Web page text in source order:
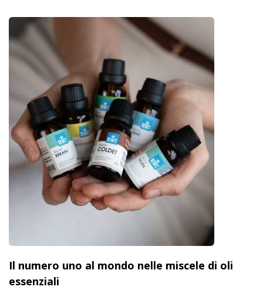
Il numero uno al mondo nelle miscele di oli
essenziali